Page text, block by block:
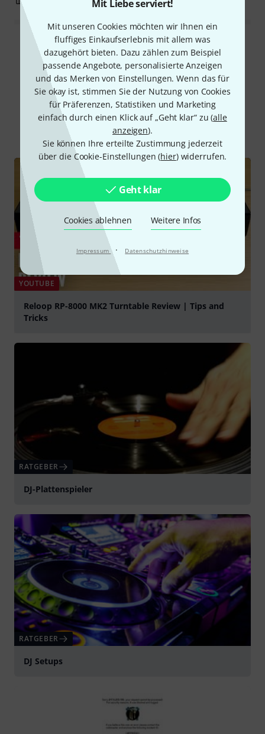
Mit Liebe serviert!
Mit unseren Cookies möchten wir Ihnen ein
fluffiges Einkaufserlebnis mit allem was
dazugehört bieten. Dazu zählen zum Beispiel
passende Angebote, personalisierte Anzeigen
und das Merken von Einstellungen. Wenn das für
Sie okay ist, stimmen Sie der Nutzung von Cookies
für Präferenzen, Statistiken und Marketing
einfach durch einen Klick auf „Geht klar“ zu (alle
anzeigen).
Sie können Ihre erteilte Zustimmung jederzeit
über die Cookie-Einstellungen (hier) widerrufen.
Geht klar
Cookies ablehnen Weitere Infos
Impressum · Datenschutzhinweise
Alle Bewertungen lesen
Schon gewusst?
Ratgeber
YOUTUBE
Reloop RP-8000 MK2 Turntable Review | Tips and
Tricks
RATGEBER
DJ-Plattenspieler
RATGEBER
DJ Setups